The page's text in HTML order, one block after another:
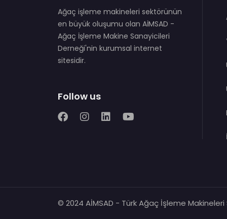
Ağaç işleme makineleri sektörünün
en büyük oluşumu olan AİMSAD -
Ağaç İşleme Makine Sanayicileri
Derneği'nin kurumsal internet
sitesidir.
Follow us
© 2024 AİMSAD - Türk Ağaç İşleme